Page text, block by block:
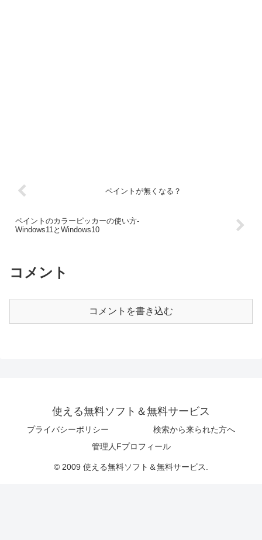
ペイントが無くなる？
ペイントのカラーピッカーの使い方-
Windows11とWindows10
コメント
コメントを書き込む
使える無料ソフト＆無料サービス
プライバシーポリシー
検索から来られた方へ
管理人Fプロフィール
© 2009 使える無料ソフト＆無料サービス.